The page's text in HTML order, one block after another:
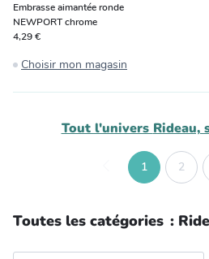
Embrasse aimantée ronde
NEWPORT chrome
4,29 €
Choisir mon magasin
Tout l'univers Rideau,
1 2
Toutes les catégories :